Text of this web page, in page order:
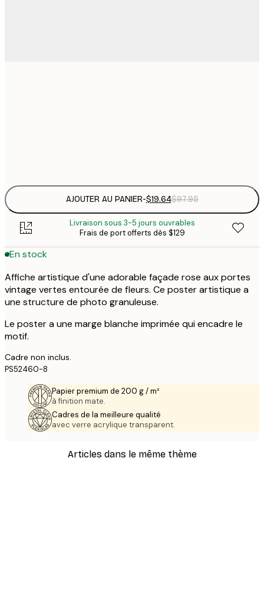
AJOUTER AU PANIER-$19.64$97.95
Livraison sous 3-5 jours ouvrables
Frais de port offerts dès $129
En stock
Affiche artistique d'une adorable façade rose aux portes
vintage vertes entourée de fleurs. Ce poster artistique a
une structure de photo granuleuse.
Le poster a une marge blanche imprimée qui encadre le
motif.
Cadre non inclus.
PS52460-8
Papier premium de 200 g / m²
à finition mate.
Cadres de la meilleure qualité
avec verre acrylique transparent.
Articles dans le même thème